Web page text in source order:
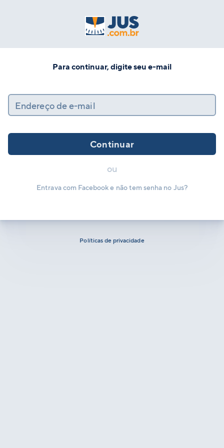
Para continuar, digite seu e-mail
Endereço de e-mail
Continuar
ou
Entrava com Facebook e não tem senha no Jus?
Políticas de privacidade